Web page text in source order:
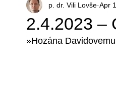
DUHOVNA VPRAŠANJA
2.4.2023 –
p. dr. Vili Lovše Apr
»Hozána